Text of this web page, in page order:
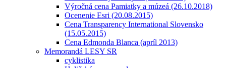
Výročná cena Pamiatky a múzeá (26.10.2018)
Ocenenie Esri (20.08.2015)
Cena Transparency International Slovensko
(15.05.2015)
Cena Edmonda Blanca (apríl 2013)
Memorandá LESY SR
cyklistika